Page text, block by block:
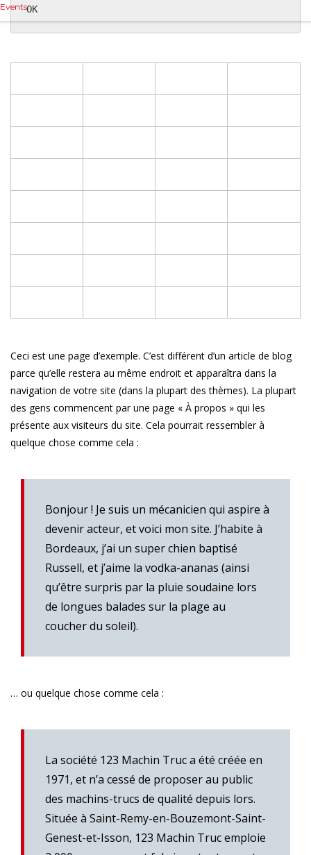
EventsOK
Ceci est une page d’exemple. C’est différent d’un article de blog
parce qu’elle restera au même endroit et apparaîtra dans la
navigation de votre site (dans la plupart des thèmes). La plupart
des gens commencent par une page « À propos » qui les
présente aux visiteurs du site. Cela pourrait ressembler à
quelque chose comme cela :
Bonjour ! Je suis un mécanicien qui aspire à
devenir acteur, et voici mon site. J’habite à
Bordeaux, j’ai un super chien baptisé
Russell, et j’aime la vodka-ananas (ainsi
qu’être surpris par la pluie soudaine lors
de longues balades sur la plage au
coucher du soleil).
… ou quelque chose comme cela :
La société 123 Machin Truc a été créée en
1971, et n’a cessé de proposer au public
des machins-trucs de qualité depuis lors.
Située à Saint-Remy-en-Bouzemont-Saint-
Genest-et-Isson, 123 Machin Truc emploie